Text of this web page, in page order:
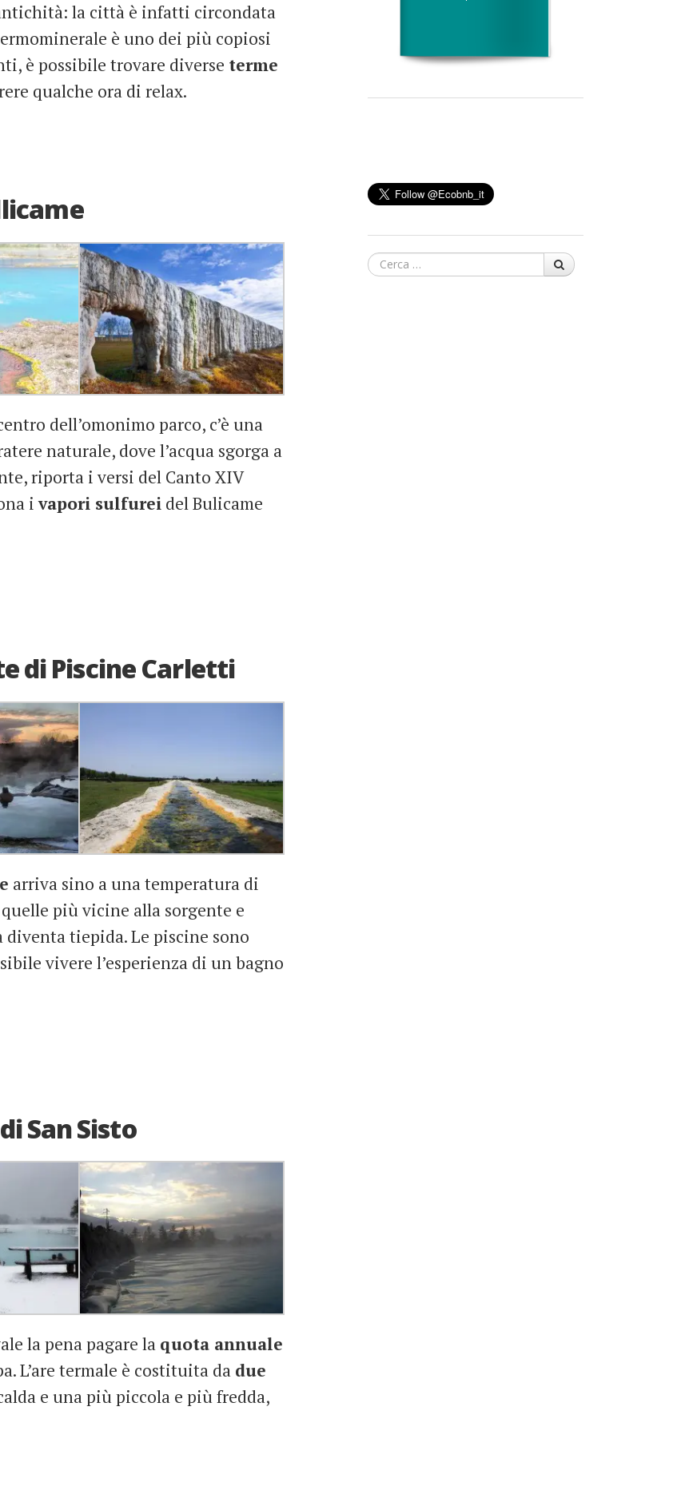
la città è infatti circondata
è uno dei più copiosi
è possibile trovare diverse terme
qualche ora di relax.
dell’omonimo parco, c’è una
naturale, dove l’acqua sgorga a
riporta i versi del Canto XIV
ivapori sulfurei del Bulicame
di Piscine Carletti
arriva sino a una temperatura di
più vicine alla sorgente e
diventa tiepida. Le piscine sono
vivere l’esperienza di un bagno
San Sisto
la pena pagare la quota annuale
L’are termale è costituita da due
e una più piccola e più fredda,
Cerca